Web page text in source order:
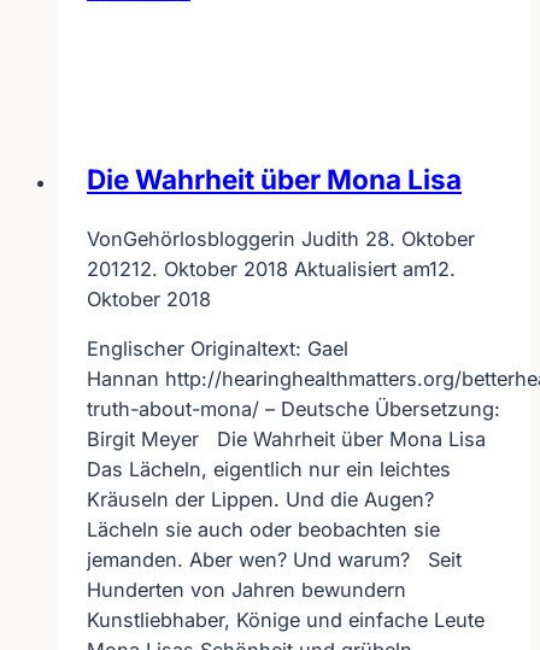
–
und
Die Wahrheit über Mona Lisa
VonGehörlosbloggerin Judith 28. Oktober
201212. Oktober 2018 Aktualisiert am12.
Oktober 2018
Englischer Originaltext: Gael
Hannan http://hearinghealthmatters.org/
truth-about-mona/ – Deutsche Übersetzung:
Birgit Meyer Die Wahrheit über Mona Lisa
Das Lächeln, eigentlich nur ein leichtes
Kräuseln der Lippen. Und die Augen?
Lächeln sie auch oder beobachten sie
jemanden. Aber wen? Und warum? Seit
Hunderten von Jahren bewundern
Kunstliebhaber, Könige und einfache Leute